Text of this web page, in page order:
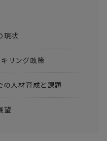
現状
リング政策
の人材育成と課題
望